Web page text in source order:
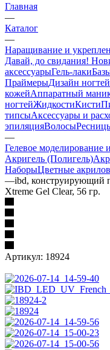
Главная
—
Каталог
—
Наращивание и
Давай, до свидания!
аксессуарыГель-лаки
ПраймерыДизайн ногтей
кожейАппаратный
ногтейЖидкостиКисти
типсыАксессуары и
эпиляцияВолосы
—
Гелевое моделирование
Акригель (Полигель)
НаборыЦветные
—ibd, конструирующий
Xtreme Gel Clear, 56 гр.
Артикул: 18924